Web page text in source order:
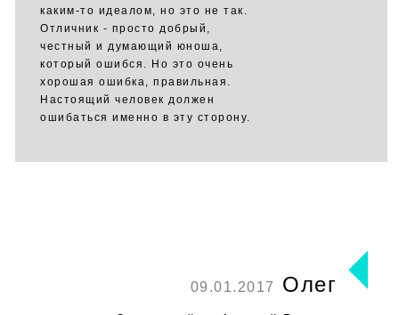
каким-то идеалом, но это не так.
Отличник - просто добрый,
честный и думающий юноша,
который ошибся. Но это очень
хорошая ошибка, правильная.
Настоящий человек должен
ошибаться именно в эту сторону.
09.01.2017 Олег